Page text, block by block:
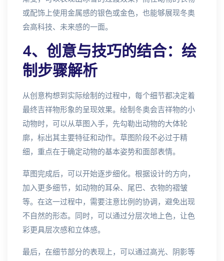
或配饰上使用金属感的银色或金色，也能够展现冬奥
会高科技、未来感的一面。
4、创意与技巧的结合：绘
制步骤解析
从创意构想到实际绘制的过程中，每个细节都决定着
最终吉祥物形象的呈现效果。绘制冬奥会吉祥物的小
动物时，可以从草图入手，先勾勒出动物的大体轮
廓，标出其主要特征和动作。草图阶段不必过于精
细，重点在于确定动物的基本姿势和面部表情。
草图完成后，可以开始逐步细化。根据设计的方向，
加入更多细节，如动物的耳朵、尾巴、衣物的褶皱
等。在这一过程中，需要注意比例的协调，避免出现
不自然的形态。同时，可以通过分层次地上色，让色
彩更具层次感和立体感。
最后，在细节部分的表现上，可以通过高光、阴影等